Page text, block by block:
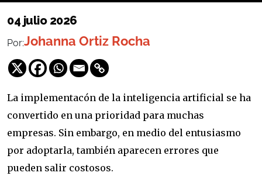
04 julio 2026
Por:Johanna Ortiz Rocha
La implementacón de la inteligencia artificial se ha
convertido en una prioridad para muchas
empresas. Sin embargo, en medio del entusiasmo
por adoptarla, también aparecen errores que
pueden salir costosos.